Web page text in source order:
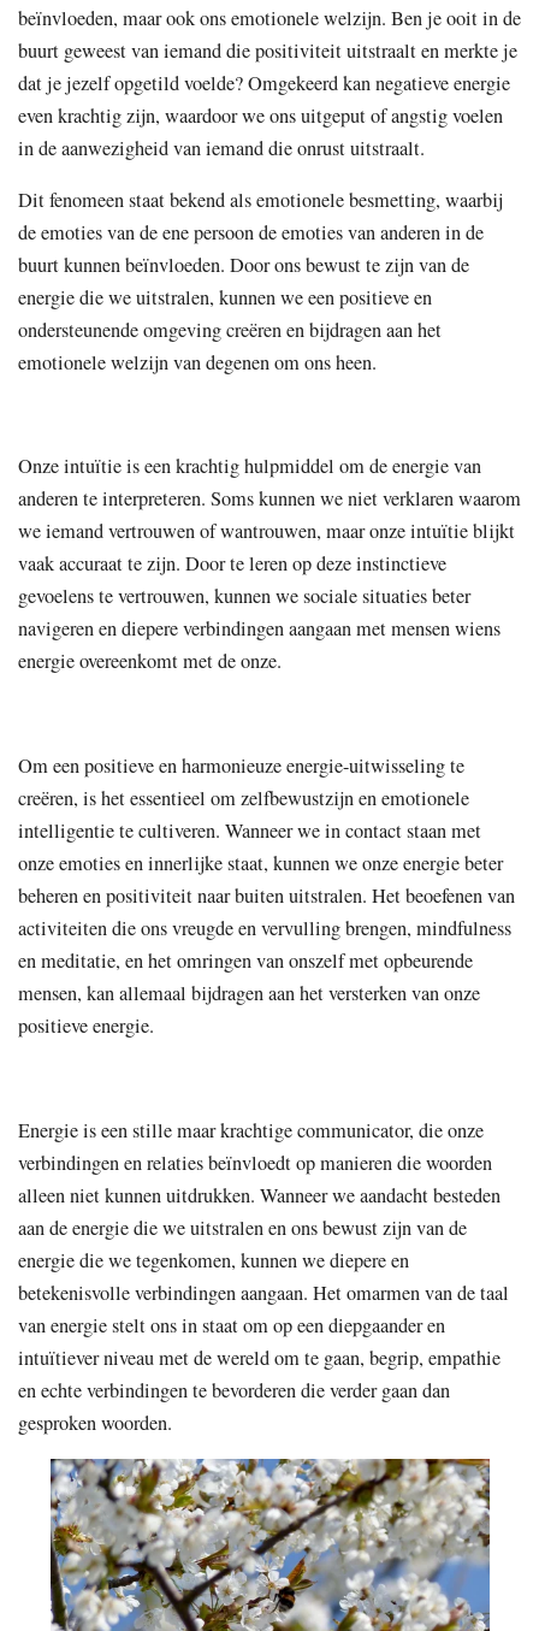
beïnvloeden, maar ook ons emotionele welzijn. Ben je ooit in de
buurt geweest van iemand die positiviteit uitstraalt en merkte je
dat je jezelf opgetild voelde? Omgekeerd kan negatieve energie
even krachtig zijn, waardoor we ons uitgeput of angstig voelen
in de aanwezigheid van iemand die onrust uitstraalt.
Dit fenomeen staat bekend als emotionele besmetting, waarbij
de emoties van de ene persoon de emoties van anderen in de
buurt kunnen beïnvloeden. Door ons bewust te zijn van de
energie die we uitstralen, kunnen we een positieve en
ondersteunende omgeving creëren en bijdragen aan het
emotionele welzijn van degenen om ons heen.
Onze intuïtie is een krachtig hulpmiddel om de energie van
anderen te interpreteren. Soms kunnen we niet verklaren waarom
we iemand vertrouwen of wantrouwen, maar onze intuïtie blijkt
vaak accuraat te zijn. Door te leren op deze instinctieve
gevoelens te vertrouwen, kunnen we sociale situaties beter
navigeren en diepere verbindingen aangaan met mensen wiens
energie overeenkomt met de onze.
Om een positieve en harmonieuze energie-uitwisseling te
creëren, is het essentieel om zelfbewustzijn en emotionele
intelligentie te cultiveren. Wanneer we in contact staan met
onze emoties en innerlijke staat, kunnen we onze energie beter
beheren en positiviteit naar buiten uitstralen. Het beoefenen van
activiteiten die ons vreugde en vervulling brengen, mindfulness
en meditatie, en het omringen van onszelf met opbeurende
mensen, kan allemaal bijdragen aan het versterken van onze
positieve energie.
Energie is een stille maar krachtige communicator, die onze
verbindingen en relaties beïnvloedt op manieren die woorden
alleen niet kunnen uitdrukken. Wanneer we aandacht besteden
aan de energie die we uitstralen en ons bewust zijn van de
energie die we tegenkomen, kunnen we diepere en
betekenisvolle verbindingen aangaan. Het omarmen van de taal
van energie stelt ons in staat om op een diepgaander en
intuïtiever niveau met de wereld om te gaan, begrip, empathie
en echte verbindingen te bevorderen die verder gaan dan
gesproken woorden.